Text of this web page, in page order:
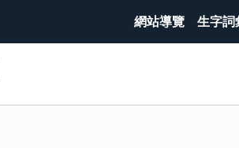
網站導覽 生字詞